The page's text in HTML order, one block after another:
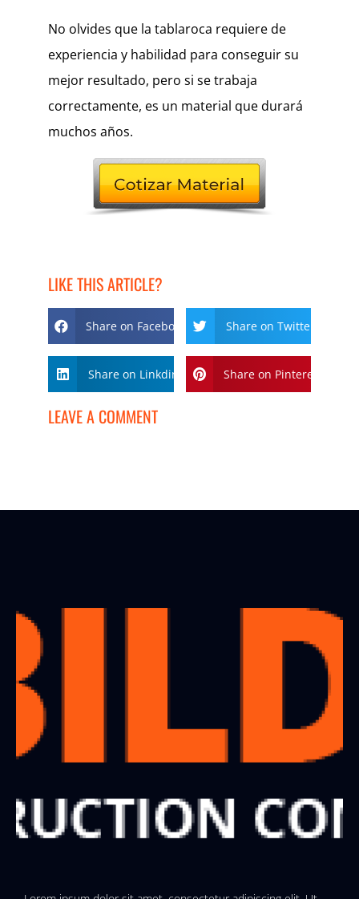
No olvides que la tablaroca requiere de
experiencia y habilidad para conseguir su
mejor resultado, pero si se trabaja
correctamente, es un material que durará
muchos años.
LIKE THIS ARTICLE?
Share on Facebook Share on Twitter
Share on Linkdin Share on Pinterest
LEAVE A COMMENT